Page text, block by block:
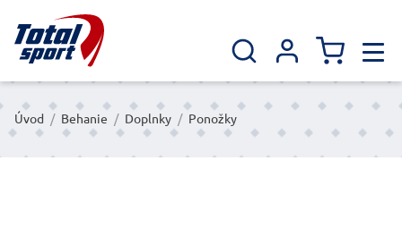
Úvod / Behanie / Doplnky / Ponožky